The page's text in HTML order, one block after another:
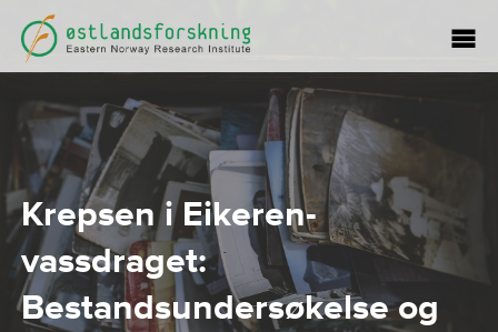
Krepsen i Eikeren-
vassdraget:
Bestandsundersøkelse og